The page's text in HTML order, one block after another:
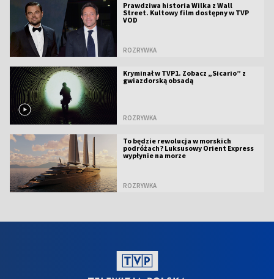
Prawdziwa historia Wilka z Wall
Street. Kultowy film dostępny w TVP
VOD
ROZRYWKA
Kryminał w TVP1. Zobacz „Sicario” z
gwiazdorską obsadą
ROZRYWKA
To będzie rewolucja w morskich
podróżach? Luksusowy Orient Express
wypłynie na morze
ROZRYWKA